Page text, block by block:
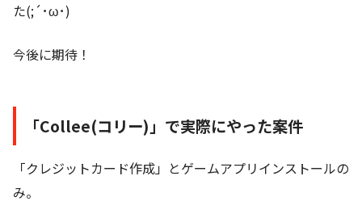
た(;´･ω･)
今後に期待！
「Collee(コリー)」で実際にやった案件
「クレジットカード作成」とゲームアプリインストールの
み。